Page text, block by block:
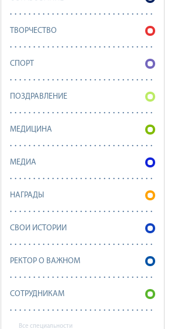
ТВОРЧЕСТВО
СПОРТ
ПОЗДРАВЛЕНИЕ
МЕДИЦИНА
МЕДИА
НАГРАДЫ
СВОИ ИСТОРИИ
РЕКТОР О ВАЖНОМ
СОТРУДНИКАМ
Все специальности